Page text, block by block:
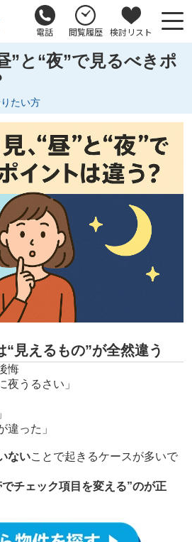
電話 閲覧履歴 検討リスト
”と“夜”で見るべきポ
たい方
“見えるもの”が全然違う
悔
夜うるさい」
違った」
ないことで起きるケースが多いで
でチェック項目を変える”のが正